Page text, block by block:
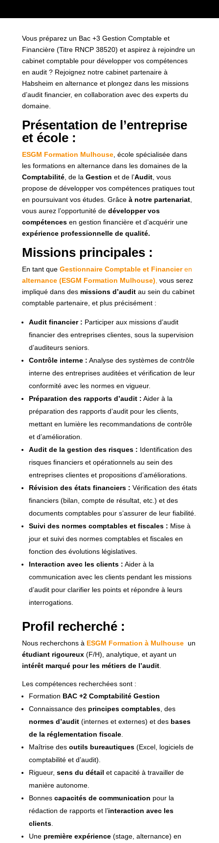
Vous préparez un Bac +3 Gestion Comptable et
Financière (Titre RNCP 38520) et aspirez à rejoindre un
cabinet comptable pour développer vos compétences
en audit ? Rejoignez notre cabinet partenaire à
Habsheim en alternance et plongez dans les missions
d’audit financier, en collaboration avec des experts du
domaine.
Présentation de l’entreprise
et école :
ESGM Formation Mulhouse, école spécialisée dans
les formations en alternance dans les domaines de la
Comptabilité, de la Gestion et de l’Audit, vous
propose de développer vos compétences pratiques tout
en poursuivant vos études. Grâce à notre partenariat,
vous aurez l’opportunité de développer vos
compétencesen gestion financière et d’acquérir une
expérience professionnelle de qualité.
Missions principales :
En tant que Gestionnaire Comptable et Financieren
alternance (ESGM Formation Mulhouse) vous serez
impliqué dans des missions d’auditau sein du cabinet
comptable partenaire, et plus précisément :
Audit financier : Participer aux missions d’audit
financier des entreprises clientes, sous la supervision
d’auditeurs seniors.
Contrôle interne : Analyse des systèmes de contrôle
interne des entreprises auditées et vérification de leur
conformité avec les normes en vigueur.
Préparation des rapports d’audit : Aider à la
préparation des rapports d’audit pour les clients,
mettant en lumière les recommandations de contrôle
et d’amélioration.
Audit de la gestion des risques : Identification des
risques financiers et opérationnels au sein des
entreprises clientes et propositions d’améliorations.
Révision des états financiers : Vérification des états
financiers (bilan, compte de résultat, etc.) et des
documents comptables pour s’assurer de leur fiabilité.
Suivi des normes comptables et fiscales : Mise à
jour et suivi des normes comptables et fiscales en
fonction des évolutions législatives.
Interaction avec les clients : Aider à la
communication avec les clients pendant les missions
d’audit pour clarifier les points et répondre à leurs
interrogations.
Profil recherché :
Nous recherchons à ESGM Formation à Mulhouse un
étudiant rigoureux (F/H), analytique, et ayant un
intérêt marqué pour les métiers de l’audit.
Les compétences recherchées sont :
Formation BAC +2 Comptabilité Gestion
Connaissance des principes comptables, des
normes d’audit(internes et externes) et des bases
de la réglementation fiscale.
Maîtrise des outils bureautiques(Excel, logiciels de
comptabilité et d’audit).
Rigueur, sens du détail et capacité à travailler de
manière autonome.
Bonnes capacités de communication pour la
rédaction de rapports et l’interaction avec les
clients.
Une première expérience(stage, alternance) en